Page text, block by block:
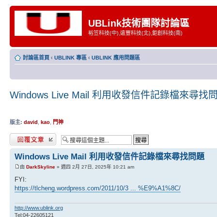
UBLink技術團隊討論區
裕笠科技(中),遠豐科技(北),鉅創科技(南)
討論區首頁 ‹ UBLINK 專區 ‹ UBLINK 應用問題區
Windows Live Mail 利用收發信件記錄檔來尋找
版主: david kao 門神
發表回覆
Windows Live Mail 利用收發信件記錄檔來尋找問題
由 DarkSkyline » 週四 2月 27日, 2025年 10:21 am
FYI:
https://tlcheng.wordpress.com/2011/10/3 ... %E9%A1%8C/
http://www.ublink.org
Tel:04-22605121